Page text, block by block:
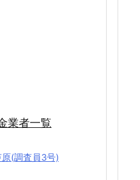
業者一覧
(調査員3号)